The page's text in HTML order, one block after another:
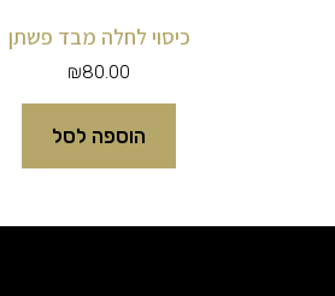
כיסוי לחלה מבד פשתן
₪80.00
הוספה לסל